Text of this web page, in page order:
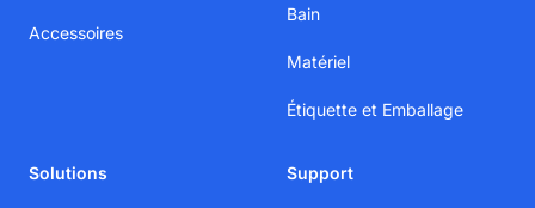
Accessoires
Bain
Matériel
Étiquette et Emballage
Solutions Support